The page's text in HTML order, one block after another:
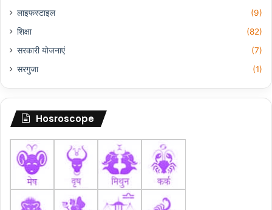
लाइफस्टाइल
(9)
शिक्षा
(82)
सरकारी योजनाएं
(7)
सरगुजा
(1)
Hosroscope